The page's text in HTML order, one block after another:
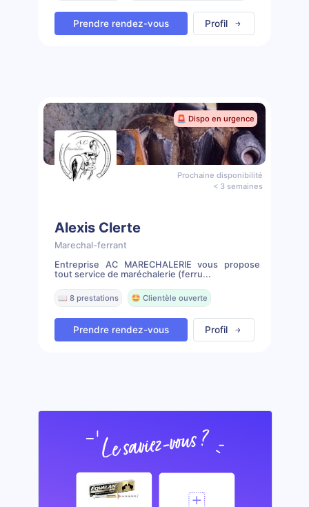
Prendre rendez-vous Profil
🚨 Dispo en urgence
Prochaine disponibilité
< 3 semaines
Alexis Clerte
Marechal-ferrant
Entreprise AC MARECHALERIE vous propose
tout service de maréchalerie (ferru...
📖 8 prestations 🤩 Clientèle ouverte
Prendre rendez-vous Profil